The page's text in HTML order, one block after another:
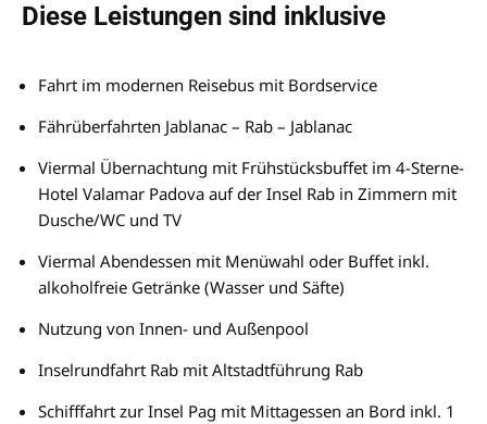
Diese Leistungen sind inklusive
Fahrt im modernen Reisebus mit Bordservice
Fährüberfahrten Jablanac – Rab – Jablanac
Viermal Übernachtung mit Frühstücksbuffet im 4-Sterne-
Hotel Valamar Padova auf der Insel Rab in Zimmern mit
Dusche/WC und TV
Viermal Abendessen mit Menüwahl oder Buffet inkl.
alkoholfreie Getränke (Wasser und Säfte)
Nutzung von Innen- und Außenpool
Inselrundfahrt Rab mit Altstadtführung Rab
Schifffahrt zur Insel Pag mit Mittagessen an Bord inkl. 1